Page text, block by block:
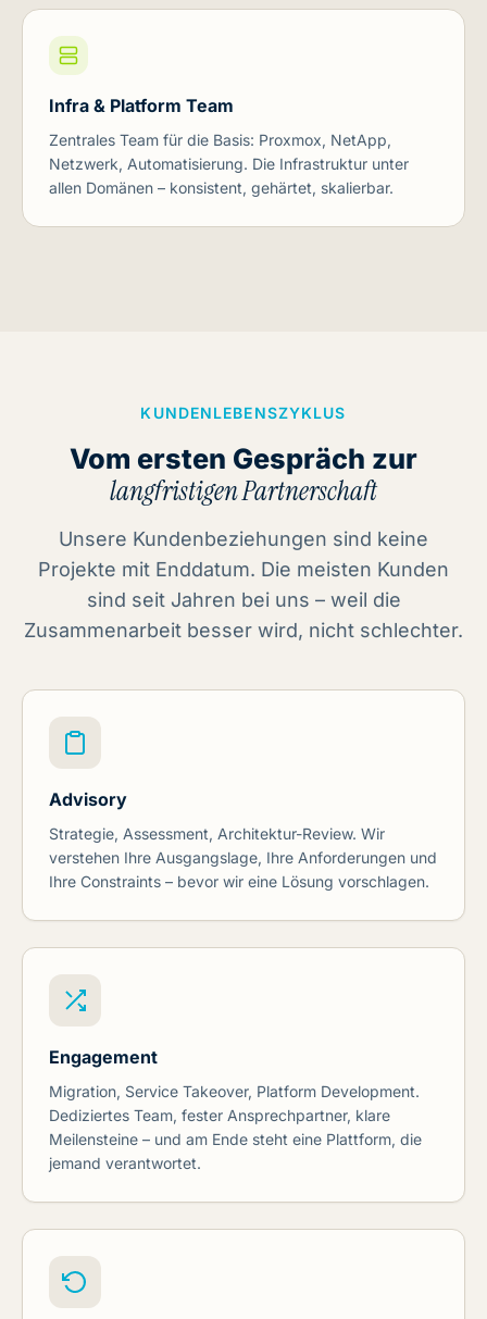
Infra & Platform Team
Zentrales Team für die Basis: Proxmox, NetApp,
Netzwerk, Automatisierung. Die Infrastruktur unter
allen Domänen – konsistent, gehärtet, skalierbar.
KUNDENLEBENSZYKLUS
Vom ersten Gespräch zur
langfristigen Partnerschaft
Unsere Kundenbeziehungen sind keine
Projekte mit Enddatum. Die meisten Kunden
sind seit Jahren bei uns – weil die
Zusammenarbeit besser wird, nicht schlechter.
Advisory
Strategie, Assessment, Architektur-Review. Wir
verstehen Ihre Ausgangslage, Ihre Anforderungen und
Ihre Constraints – bevor wir eine Lösung vorschlagen.
Engagement
Migration, Service Takeover, Platform Development.
Dediziertes Team, fester Ansprechpartner, klare
Meilensteine – und am Ende steht eine Plattform, die
jemand verantwortet.